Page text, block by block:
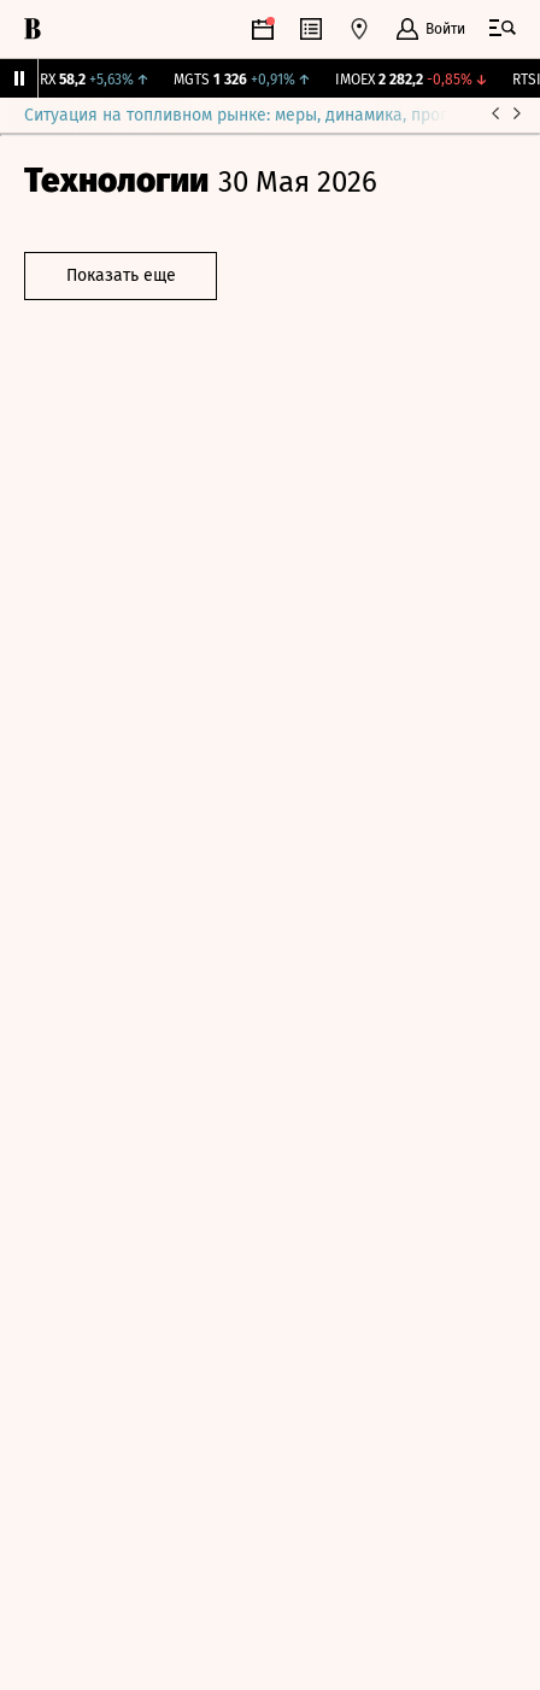
Войти
RX 58,2 +5,63%↑ MGTS 1 326 +0,91% ↑ IMOEX 2 282,2 -0,85%↓ RTSI
Ситуация на топливном рынке: меры, динамика, прогнозы
Технологии 30 Мая 2026
Показать еще